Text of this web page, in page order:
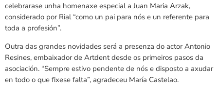
celebrarase unha homenaxe especial a Juan Maria Arzak,
considerado por Rial “como un pai para nós e un referente para
toda a profesión”.
Outra das grandes novidades será a presenza do actor Antonio
Resines, embaixador de Artdent desde os primeiros pasos da
asociación. “Sempre estivo pendente de nós e disposto a axudar
en todo o que fixese falta”, agradeceu María Castelao.